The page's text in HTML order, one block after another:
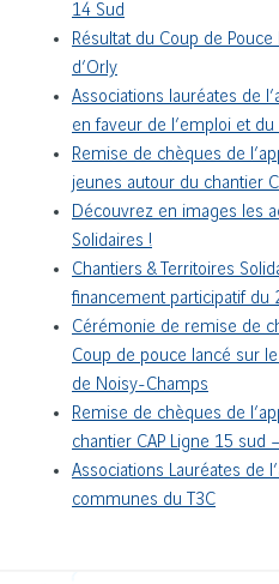
14 Sud
Résultat du Coup de
d’Orly
Associations lauréates de
en faveur de l’emploi et du
Remise de chèques de
jeunes autour du chantier
Découvrez en images les
Solidaires !
Chantiers & Territoires
financement participatif du
Cérémonie de remise de
Coup de pouce lancé sur
de Noisy-Champs
Remise de chèques de
chantier CAP Ligne 15 sud
Associations Lauréates de
communes du T3C